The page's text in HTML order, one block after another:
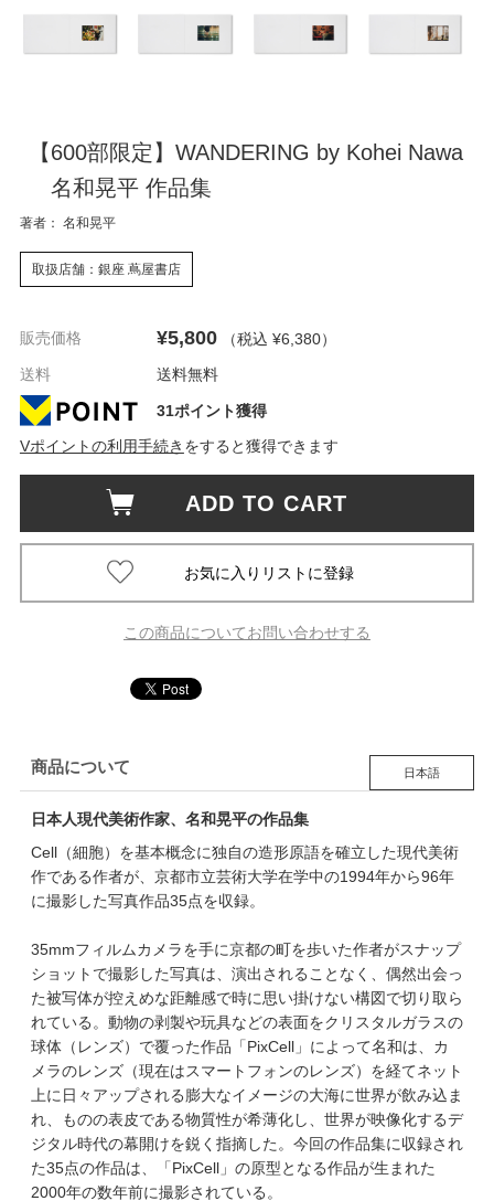
【600部限定】WANDERING by Kohei Nawa
名和晃平 作品集
著者： 名和晃平
取扱店舗：銀座 蔦屋書店
販売価格 ¥5,800 （税込 ¥6,380）
送料
送料無料
31ポイント獲得
Vポイントの利用手続き をすると獲得できます
ADD TO CART
この商品についてお問い合わせする
商品について 日本語
日本人現代美術作家、名和晃平の作品集
Cell（細胞）を基本概念に独自の造形原語を確立した現代美術
作である作者が、京都市立芸術大学在学中の1994年から96年
に撮影した写真作品35点を収録。
35mmフィルムカメラを手に京都の町を歩いた作者がスナップ
ショットで撮影した写真は、演出されることなく、偶然出会っ
た被写体が控えめな距離感で時に思い掛けない構図で切り取ら
れている。動物の剥製や玩具などの表面をクリスタルガラスの
球体（レンズ）で覆った作品「PixCell」によって名和は、カ
メラのレンズ（現在はスマートフォンのレンズ）を経てネット
上に日々アップされる膨大なイメージの大海に世界が飲み込ま
れ、ものの表皮である物質性が希薄化し、世界が映像化するデ
ジタル時代の幕開けを鋭く指摘した。今回の作品集に収録され
た35点の作品は、「PixCell」の原型となる作品が生まれた
2000年の数年前に撮影されている。